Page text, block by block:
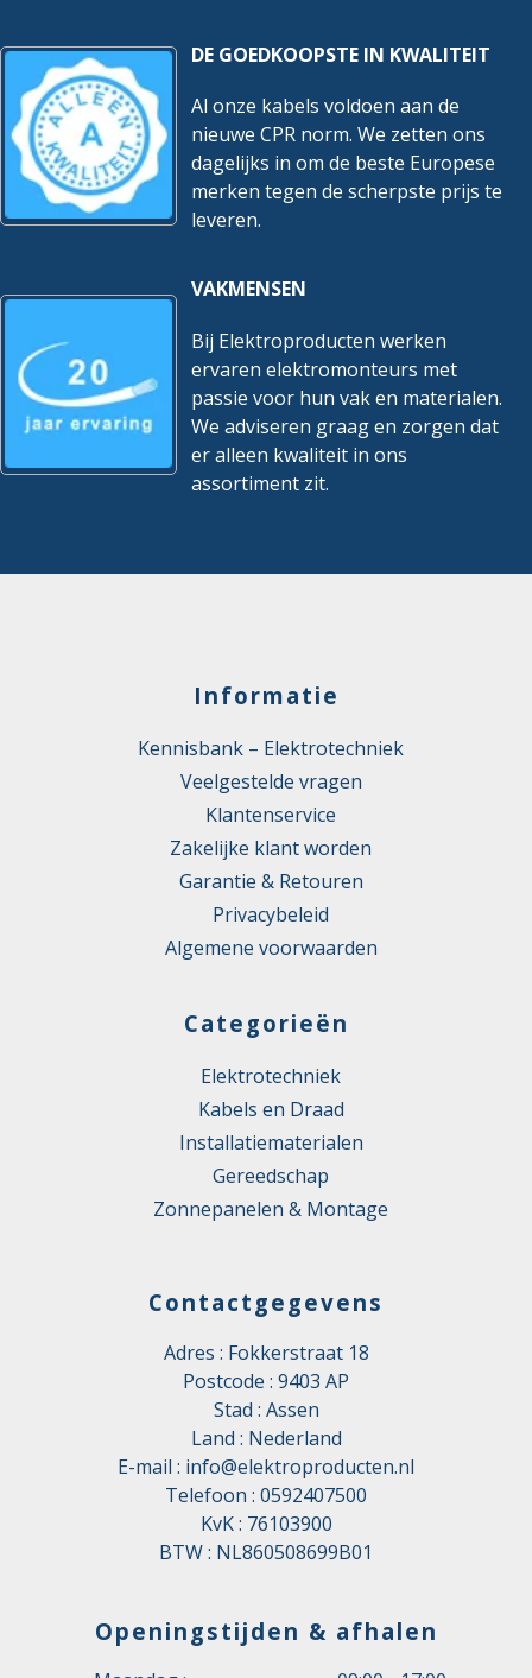
DE GOEDKOOPSTE IN KWALITEIT
Al onze kabels voldoen aan de
nieuwe CPR norm. We zetten ons
dagelijks in om de beste Europese
merken tegen de scherpste prijs te
leveren.
VAKMENSEN
Bij Elektroproducten werken
ervaren elektromonteurs met
passie voor hun vak en materialen.
We adviseren graag en zorgen dat
er alleen kwaliteit in ons
assortiment zit.
Informatie
Kennisbank – Elektrotechniek
Veelgestelde vragen
Klantenservice
Zakelijke klant worden
Garantie & Retouren
Privacybeleid
Algemene voorwaarden
Categorieën
Elektrotechniek
Kabels en Draad
Installatiematerialen
Gereedschap
Zonnepanelen & Montage
Contactgegevens
Adres : Fokkerstraat 18
Postcode : 9403 AP
Stad : Assen
Land : Nederland
E-mail : info@elektroproducten.nl
Telefoon : 0592407500
KvK : 76103900
BTW : NL860508699B01
Openingstijden & afhalen